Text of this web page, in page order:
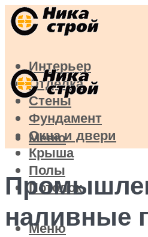
Интерьер
Отделка
Стены
Фундамент
Окна и двери
Крыша
Полы
Потолок
Меню
Меню
наливные